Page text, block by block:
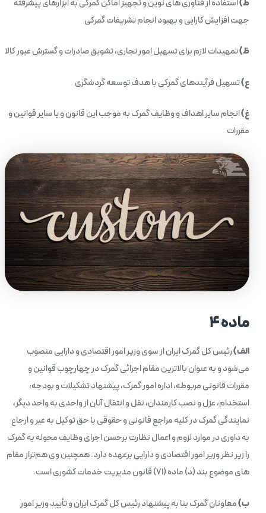
ط)استفاده از فناوری های نوین و تجهیز اماکن گمرکی به ابزارهای پیشرفته
جهت افزایش کارایی و بهبود انجام تشریفات گمرکی
ظ)تمهیدات لازم برای تسهیل امور تجاری، تشویق صادرات و گسترش عبور کالا
ع)تسهیل فرآیندهای گمرکی با هدف توسعه گردشگری
غ)انجام سایر اهداف و وظایف گمرک به ‌موجب این قانون و یا سایر قوانین و
مقررات
ماده ۴
الف)رئیس کل گمرک ایران از سوی وزیر امور اقتصادی و دارایی منصوب
می‌شود و به عنوان بالاترین مقام اجرائی گمرک در چهارچوب قوانین و
مقررات قانونی مربوطه، اداره امور گمرک، پیشنهاد تشکیلات و بودجه،
استخدام، عزل و نصب کارمندان، نقل و انتقال آنان از واحدی به واحد دیگر،
نمایندگی گمرک در کلیه مراجع قانونی و حقوقی با حق توکیل به غیر و ارجاع
به داوری در موارد لزوم و اعمال نظارت برحسن اجرای وظایف محوله به گمرک
را زیر نظر وزیر امور اقتصادی و دارایی برعهده دارد. همچنین وی هم‌تراز مقام
های موضوع بند (د) ماده (۷۱) قانون مدیریت خدمات کشوری است.
ب)معاونان گمرک بنا به پیشنهاد رئیس کل گمرک ایران و تأیید وزیر امور